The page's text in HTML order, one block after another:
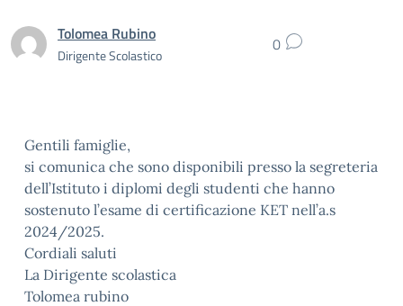
Tolomea Rubino
Dirigente Scolastico 0
Gentili famiglie,
si comunica che sono disponibili presso la segreteria
dell’Istituto i diplomi degli studenti che hanno
sostenuto l’esame di certificazione KET nell’a.s
2024/2025.
Cordiali saluti
La Dirigente scolastica
Tolomea rubino